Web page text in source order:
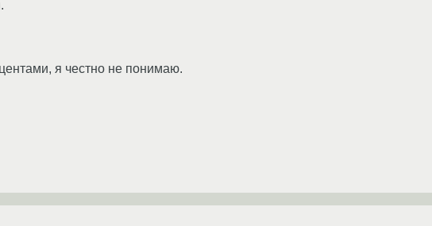
я честно не понимаю.